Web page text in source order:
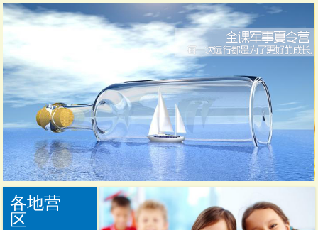
各地营
区